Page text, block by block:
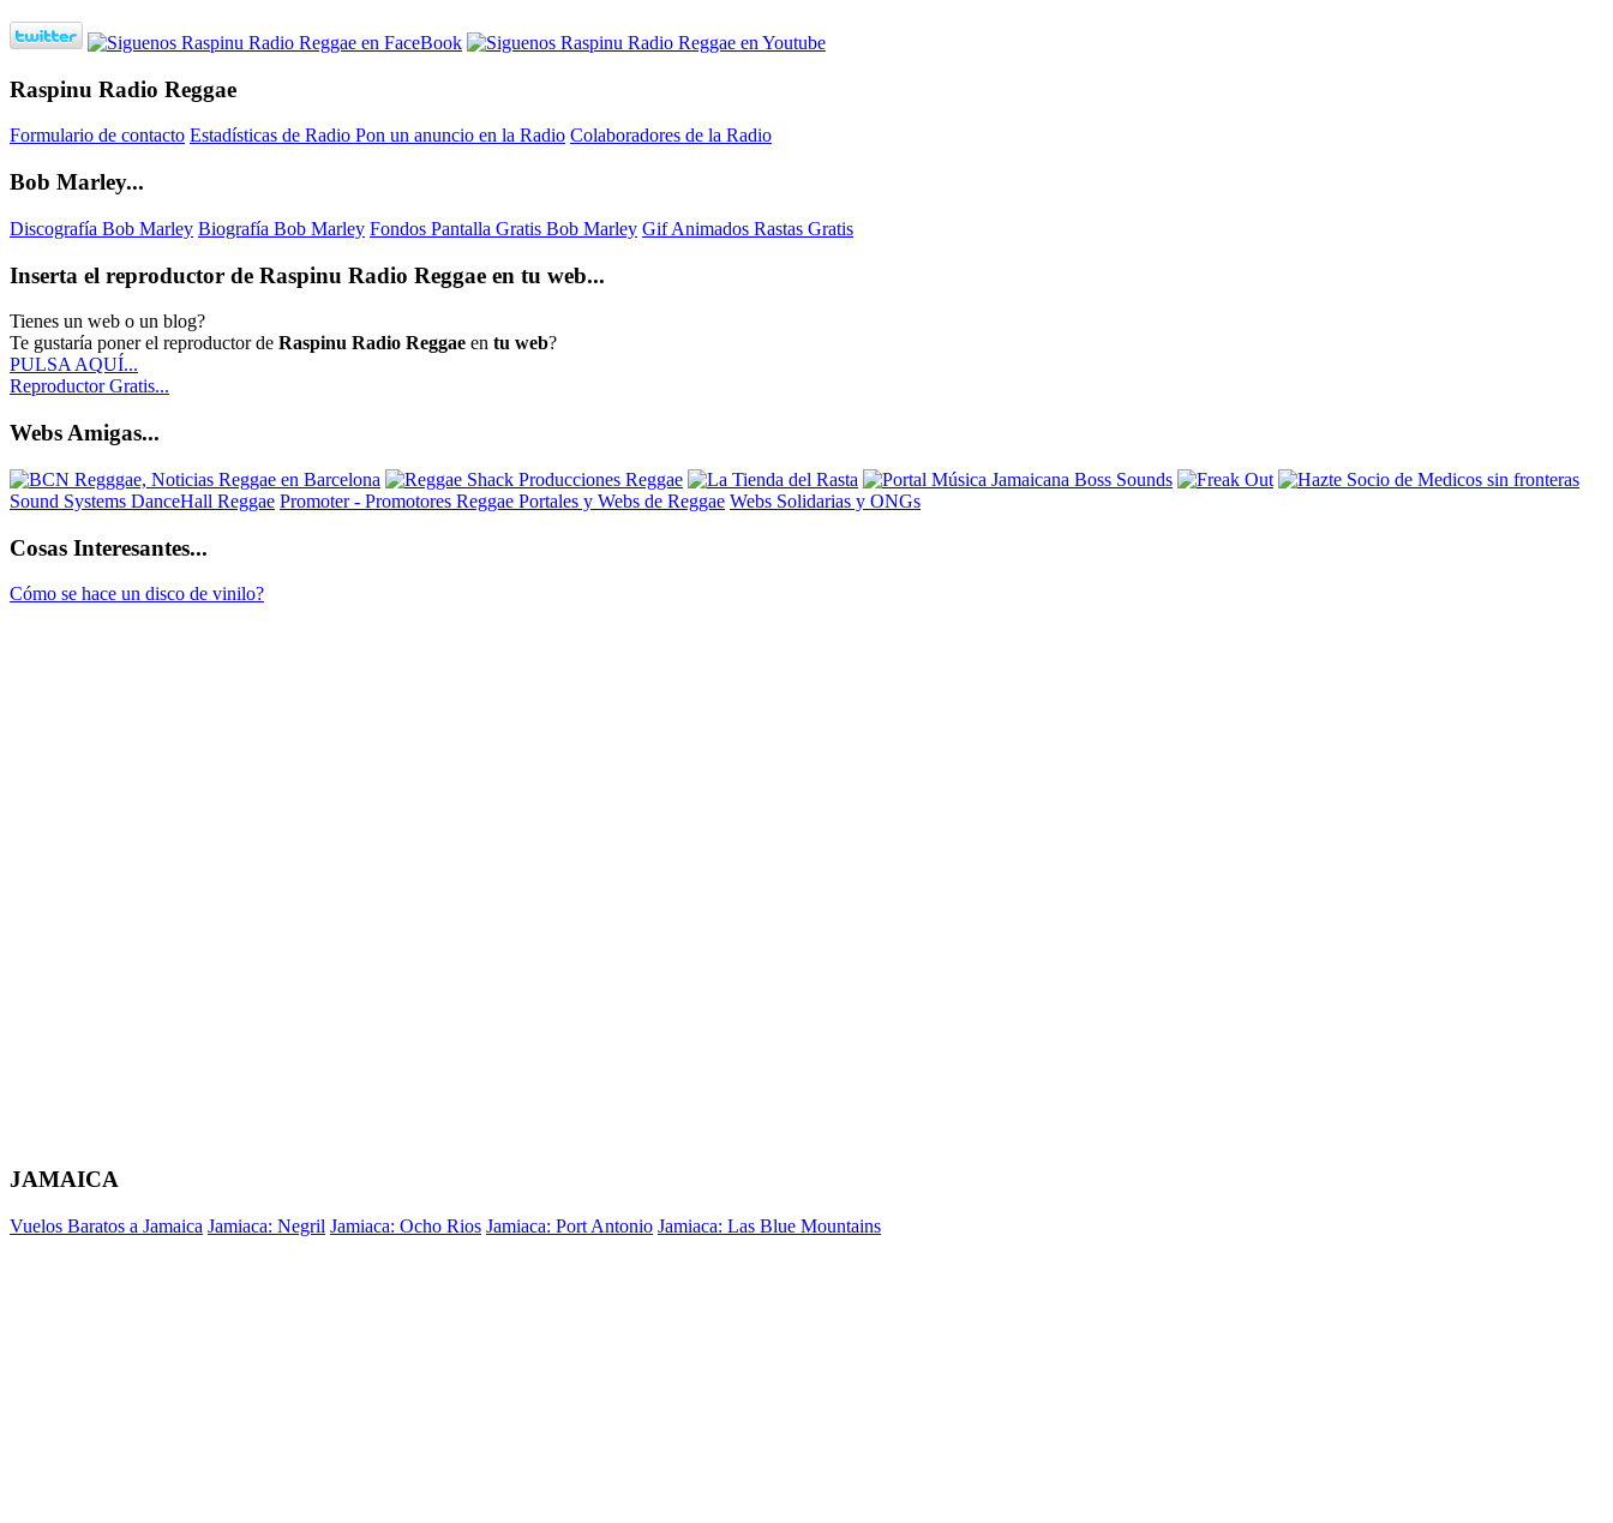
Raspinu Radio Reggae
Formulario de contacto Estadísticas de Radio Pon un anuncio en la Radio Colaboradores de la Radio
Bob Marley...
Discografía Bob Marley Biografía Bob Marley Fondos Pantalla Gratis Bob Marley Gif Animados Rastas Gratis
Inserta el reproductor de Raspinu Radio Reggae en tu web...
Tienes un web o un blog?
Te gustaría poner el reproductor de Raspinu Radio Reggae en tu web?
PULSA AQUÍ...
Reproductor Gratis...
Webs Amigas...
Sound Systems DanceHall Reggae Promoter - Promotores Reggae Portales y Webs de Reggae Webs Solidarias y ONGs
Cosas Interesantes...
Cómo se hace un disco de vinilo?
JAMAICA
Vuelos Baratos a Jamaica Jamiaca: Negril Jamiaca: Ocho Rios Jamiaca: Port Antonio Jamiaca: Las Blue Mountains